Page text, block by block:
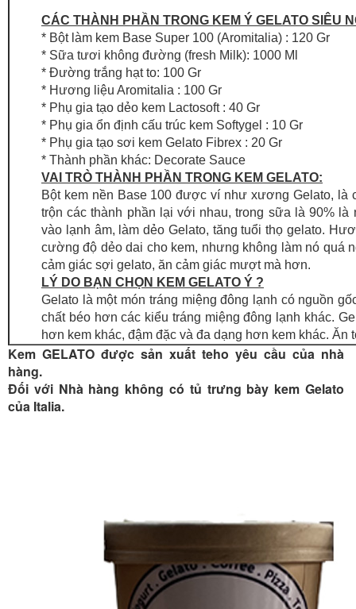
CÁC THÀNH PHẦN TRONG KEM Ý GELATO SIÊU
* Bột làm kem Base Super 100 (Aromitalia) : 120 Gr
* Sữa tươi không đường (fresh Milk): 1000 Ml
* Đường trắng hạt to: 100 Gr
* Hương liệu Aromitalia : 100 Gr
* Phụ gia tạo dẻo kem Lactosoft : 40 Gr
* Phụ gia ổn định cấu trúc kem Softygel : 10 Gr
* Phụ gia tạo sơi kem Gelato Fibrex : 20 Gr
* Thành phần khác: Decorate Sauce
VAI TRÒ THÀNH PHẦN TRONG KEM GELATO:
Bột kem nền Base 100 được ví như xương Gelato,
trộn các thành phần lại với nhau, trong sữa là 90%
vào lạnh âm, làm dẻo Gelato, tăng tuổi thọ gelato.
cường độ dẻo dai cho kem, nhưng không làm nó quá
cảm giác sợi gelato, ăn cảm giác mượt mà hơn.
LÝ DO BẠN CHỌN KEM GELATO Ý ?
Gelato là một món tráng miệng đông lạnh có nguồn
chất béo hơn các kiểu tráng miệng đông lạnh khác.
hơn kem khác, đậm đặc và đa dạng hơn kem khác. Ăn
Kem GELATO được sản xuất teho yêu cầu của nhà
hàng.
Đối với Nhà hàng không có tủ trưng bày kem Gelato
của Italia.